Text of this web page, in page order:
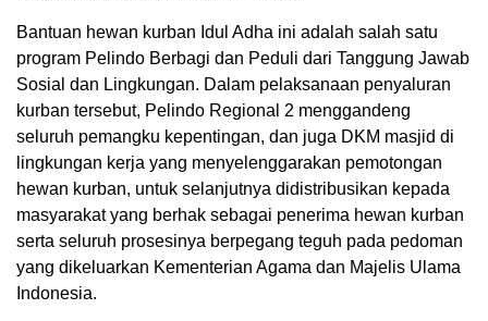
Bantuan hewan kurban Idul Adha ini adalah salah satu
program Pelindo Berbagi dan Peduli dari Tanggung Jawab
Sosial dan Lingkungan. Dalam pelaksanaan penyaluran
kurban tersebut, Pelindo Regional 2 menggandeng
seluruh pemangku kepentingan, dan juga DKM masjid di
lingkungan kerja yang menyelenggarakan pemotongan
hewan kurban, untuk selanjutnya didistribusikan kepada
masyarakat yang berhak sebagai penerima hewan kurban
serta seluruh prosesinya berpegang teguh pada pedoman
yang dikeluarkan Kementerian Agama dan Majelis Ulama
Indonesia.